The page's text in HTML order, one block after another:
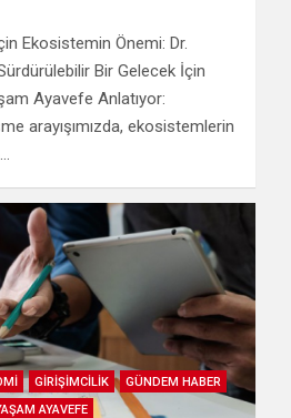
Ekosistemin Önemi: Dr.
Bir Gelecek İçin
Ayavefe Anlatıyor:
arayışımızda, ekosistemlerin
GİRİŞİMCİLİK
GÜNDEM HABER
AYAVEFE